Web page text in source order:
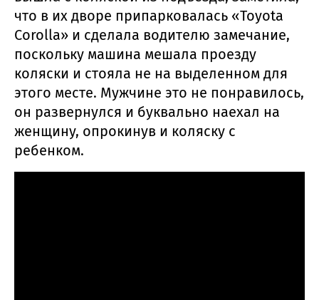
что в их дворе припарковалась «Toyota
Corolla» и сделала водителю замечание,
поскольку машина мешала проезду
коляски и стояла не на выделенном для
этого месте. Мужчине это не понравилось,
он развернулся и буквально наехал на
женщину, опрокинув и коляску с
ребенком.